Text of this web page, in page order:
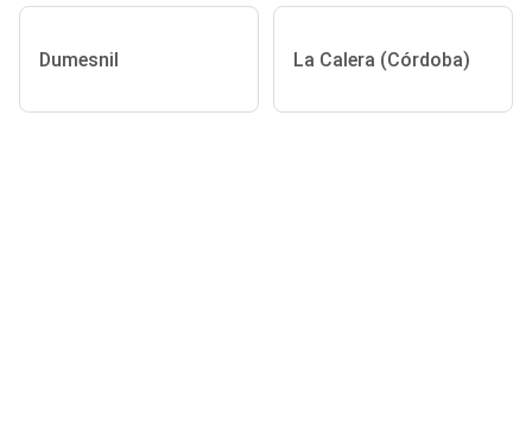
Dumesnil La Calera (Córdoba)